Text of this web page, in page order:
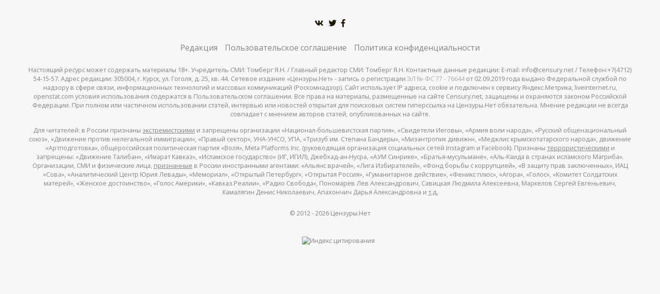
Редакция Пользовательское соглашение Политика конфиденциальности
Настоящий ресурс может содержать материалы 18+. Учредитель СМИ: Томберг Я.Н. / Главный редактор СМИ: Томберг Я.Н. Контактные данные редакции: E-mail: info@censury.net / Телефон:+7(4712)
54-15-57. Адрес редакции: 305004, г. Курск, ул. Гоголя, д. 25, кв. 44. Сетевое издание «Цензуры.Нет» - запись о регистрации ЭЛ № ФС 77 - 76644от 02.09.2019 года выдано Федеральной службой по
надзору в сфере связи, информационных технологий и массовых коммуникаций (Роскомнадзор). Сайт использует IP адреса, cookie и подключен к сервису Яндекс.Метрика, liveinternet.ru,
openstat.com условия использования содержатся в Пользовательском соглашении. Все права на материалы, размещенные на сайте Censury.net, защищены и охраняются законом Российской
Федерации. При полном или частичном использовании статей, интервью или новостей открытая для поисковых систем гиперссылка на Цензуры.Нет обязательна. Мнение редакции не всегда
совпадает с мнением авторов статей, опубликованных на сайте.
Для читателей: в России признаны экстремистскими и запрещены организации «Национал-большевистская партия», «Свидетели Иеговы», «Армия воли народа», «Русский общенациональный
союз», «Движение против нелегальной иммиграции», «Правый сектор», УНА-УНСО, УПА, «Тризуб им. Степана Бандеры», «Мизантропик дивижн», «Меджлис крымскотатарского народа», движение
«Артподготовка», общероссийская политическая партия «Воля», Meta Platforms Inc. (руководящая организация социальных сетей Instagram и Facebook). Признаны террористическими и
запрещены: «Движение Талибан», «Имарат Кавказ», «Исламское государство» (ИГ, ИГИЛ), Джебхад-ан-Нусра, «АУМ Синрике», «Братья-мусульмане», «Аль-Каида в странах исламского Магриба».
Организации, СМИ и физические лица, признанные в России иностранными агентами: «Альянс врачей», «Лига Избирателей», «Фонд борьбы с коррупцией», «В защиту прав заключенных», ИАЦ
«Сова», «Аналитический Центр Юрия Левады», «Мемориал», «Открытый Петербург», «Открытая Россия», «Гуманитарное действие», «Феникс плюс», «Агора», «Голос», «Комитет Солдатских
матерей», «Женское достоинство», «Голос Америки», «Кавказ.Реалии», «Радио Свобода», Пономарев Лев Александрович, Савицкая Людмила Алексеевна, Маркелов Сергей Евгеньевич,
Камалягин Денис Николаевич, Апахончич Дарья Александровна и т.д.
© 2012 -2026 Цензуры.Нет